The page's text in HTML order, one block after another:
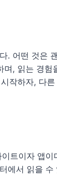
. 어떤 것은
, 읽는 경험
작하자, 다
트이자 앱이
에서 읽을 수